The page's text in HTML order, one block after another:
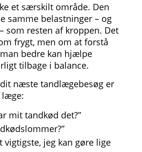
et særskilt område. Den
samme belastninger – og
som resten af kroppen. Det
frygt, men om at forstå
bedre kan hjælpe
tilbage i balance.
næste tandlægebesøg er
læge:
mit tandkød det?”
vigtigste, jeg kan gøre lige